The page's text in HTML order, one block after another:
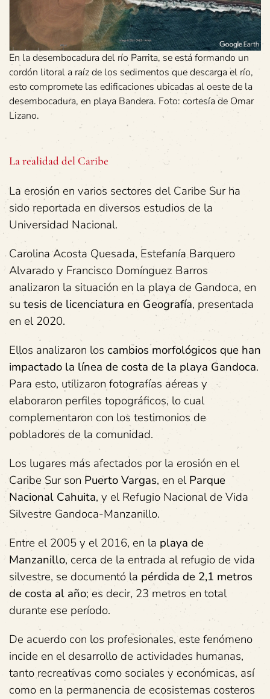
En la desembocadura del río Parrita, se está formando un
cordón litoral a raíz de los sedimentos que descarga el río,
esto compromete las edificaciones ubicadas al oeste de la
desembocadura, en playa Bandera. Foto: cortesía de Omar
Lizano.
La realidad del Caribe
La erosión en varios sectores del Caribe Sur ha
sido reportada en diversos estudios de la
Universidad Nacional.
Carolina Acosta Quesada, Estefanía Barquero
Alvarado y Francisco Domínguez Barros
analizaron la situación en la playa de Gandoca, en
su tesis de licenciatura en Geografía, presentada
en el 2020.
Ellos analizaron los cambios morfológicos que han
impactado la línea de costa de la playa Gandoca.
Para esto, utilizaron fotografías aéreas y
elaboraron perfiles topográficos, lo cual
complementaron con los testimonios de
pobladores de la comunidad.
Los lugares más afectados por la erosión en el
Caribe Sur son Puerto Vargas, en elParque
Nacional Cahuita, y el Refugio Nacional de Vida
Silvestre Gandoca-Manzanillo.
Entre el 2005 y el 2016, en la playa de
Manzanillo, cerca de la entrada al refugio de vida
silvestre, se documentó la pérdida de 2,1 metros
de costa al año; es decir, 23 metros en total
durante ese período.
De acuerdo con los profesionales, este fenómeno
incide en el desarrollo de actividades humanas,
tanto recreativas como sociales y económicas, así
como en la permanencia de ecosistemas costeros